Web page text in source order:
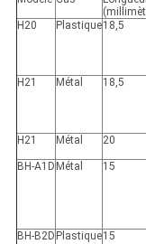
H20
Plastique18,5
H21 Métal 18,5
H21 Métal 20
BH-A1D Métal 15
BH-B2D Plastique15